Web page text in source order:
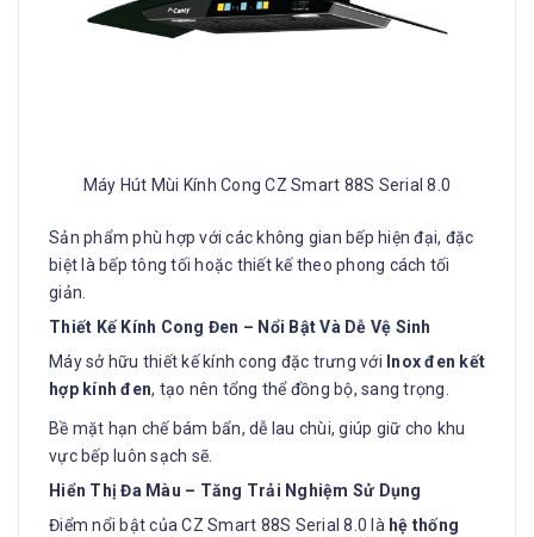
Máy Hút Mùi Kính Cong CZ Smart 88S Serial 8.0
Sản phẩm phù hợp với các không gian bếp hiện đại, đặc
biệt là bếp tông tối hoặc thiết kế theo phong cách tối
giản.
Thiết Kế Kính Cong Đen – Nổi Bật Và Dễ Vệ Sinh
Máy sở hữu thiết kế kính cong đặc trưng với Inox đen kết
hợp kính đen, tạo nên tổng thể đồng bộ, sang trọng.
Bề mặt hạn chế bám bẩn, dễ lau chùi, giúp giữ cho khu
vực bếp luôn sạch sẽ.
Hiển Thị Đa Màu – Tăng Trải Nghiệm Sử Dụng
Điểm nổi bật của CZ Smart 88S Serial 8.0 là hệ thống